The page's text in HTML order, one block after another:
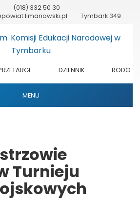
(018) 332 50 30
Tymbark 349
DZIENNIK
RODO
MENU
Turnieju